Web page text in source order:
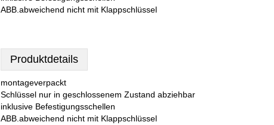
ABB.abweichend nicht mit Klappschlüssel
Produktdetails
montageverpackt
Schlüssel nur in geschlossenem Zustand abziehbar
inklusive Befestigungsschellen
ABB.abweichend nicht mit Klappschlüssel